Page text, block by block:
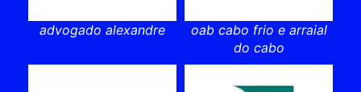
advogado alexandre
oab cabo frio e arraial
do cabo